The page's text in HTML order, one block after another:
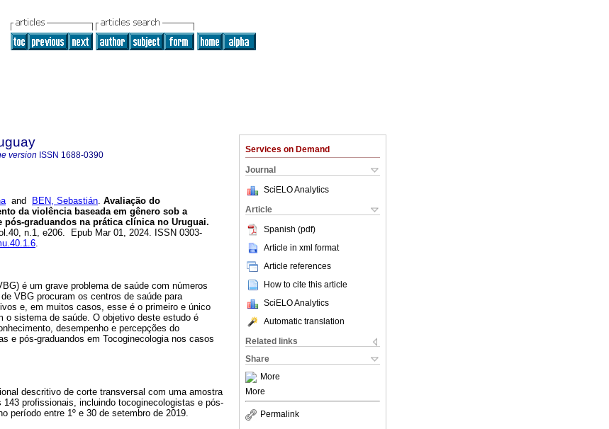
Services on Demand
Journal
SciELO Analytics
Article
Spanish (pdf)
Article in xml format
Article references
How to cite this article
SciELO Analytics
Automatic translation
Related links
Share
More
More
Permalink
version ISSN 1688-0390
and BEN, Sebastián. Avaliação do
da violência baseada em gênero sob a
pós-graduandos na prática clínica no Uruguai.
n.1, e206. Epub Mar 01, 2024. ISSN 0303-
.
é um grave problema de saúde com números
VBG procuram os centros de saúde para
e, em muitos casos, esse é o primeiro e único
o sistema de saúde. O objetivo deste estudo é
desempenho e percepções do
e pós-graduandos em Tocoginecologia nos casos
descritivo de corte transversal com uma amostra
profissionais, incluindo tocoginecologistas e pós-
período entre 1º e 30 de setembro de 2019.